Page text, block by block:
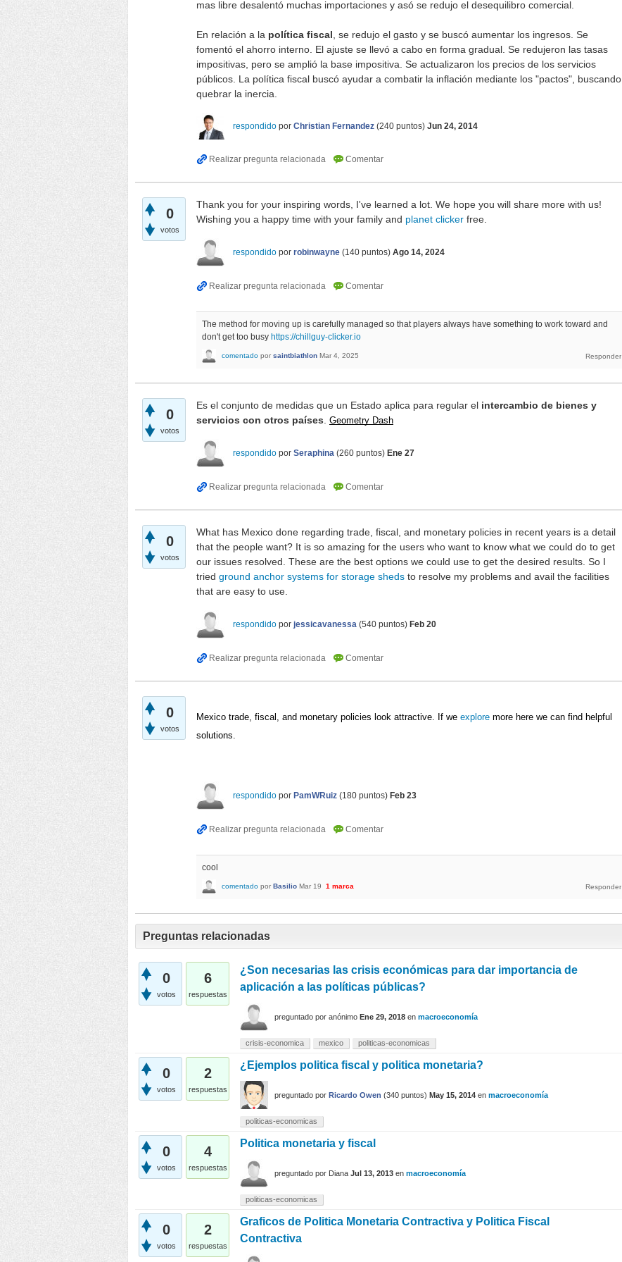
mas libre desalentó muchas importaciones y asó se redujo el desequilibro comercial.
En relación a la política fiscal, se redujo el gasto y se buscó aumentar los ingresos. Se
fomentó el ahorro interno. El ajuste se llevó a cabo en forma gradual. Se redujeron las tasas
impositivas, pero se amplió la base impositiva. Se actualizaron los precios de los servicios
públicos. La política fiscal buscó ayudar a combatir la inflación mediante los "pactos", buscando
quebrar la inercia.
respondido por Christian Fernandez (240 puntos) Jun 24, 2014
0
votos
Thank you for your inspiring words, I've learned a lot. We hope you will share more with us!
Wishing you a happy time with your family and planet clicker free.
respondido por robinwayne (140 puntos) Ago 14, 2024
The method for moving up is carefully managed so that players always have something to work toward and
don't get too busy https://chillguy-clicker.io
comentado por saintbiathlon Mar 4, 2025
0
votos
Es el conjunto de medidas que un Estado aplica para regular el intercambio de bienes y
servicios con otros países. Geometry Dash
respondido por Seraphina (260 puntos) Ene 27
0
votos
What has Mexico done regarding trade, fiscal, and monetary policies in recent years is a detail
that the people want? It is so amazing for the users who want to know what we could do to get
our issues resolved. These are the best options we could use to get the desired results. So I
tried ground anchor systems for storage sheds to resolve my problems and avail the facilities
that are easy to use.
respondido por jessicavanessa (540 puntos) Feb 20
0
votos
Mexico trade, fiscal, and monetary policies look attractive. If we explore more here we can find helpful
solutions.
respondido por PamWRuiz (180 puntos) Feb 23
cool
comentado por Basilio Mar 19 1 marca
Preguntas relacionadas
0
votos
6
respuestas
¿Son necesarias las crisis económicas para dar importancia de
aplicación a las políticas públicas?
preguntado por anónimo Ene 29, 2018 en macroeconomía
crisis-economica mexico politicas-economicas
0
votos
2
respuestas
¿Ejemplos politica fiscal y politica monetaria?
preguntado por Ricardo Owen (340 puntos) May 15, 2014 en macroeconomía
politicas-economicas
0
votos
4
respuestas
Politica monetaria y fiscal
preguntado por Diana Jul 13, 2013 en macroeconomía
politicas-economicas
0
votos
2
respuestas
Graficos de Politica Monetaria Contractiva y Politica Fiscal
Contractiva